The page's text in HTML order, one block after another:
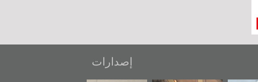
إصدارات